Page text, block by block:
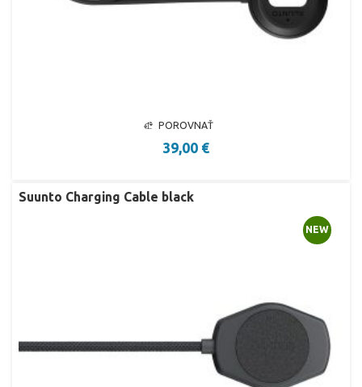
POROVNAŤ
39,00 €
Suunto Charging Cable black
NEW